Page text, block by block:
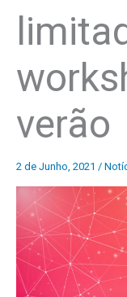
verão
2 de Junho, 2021 /